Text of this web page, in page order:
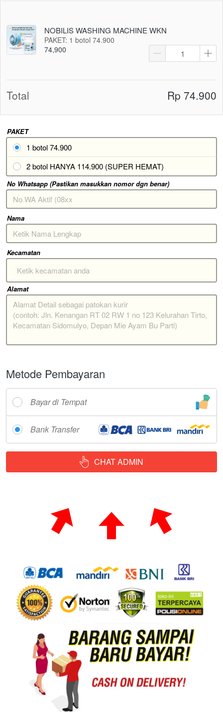
PAKET
1 botol 74.900
2 botol HANYA 114.900 (SUPER HEMAT)
No Whatsapp (Pastikan masukkan nomor dgn benar)
Nama
Kecamatan
Ketik kecamatan anda
Alamat
Metode Pembayaran
Bayar di Tempat
Bank Transfer
` CHAT ADMIN
NOBILIS WASHING MACHINE WKN
PAKET: 1 botol 74.900
74,900
Total Rp 74.900